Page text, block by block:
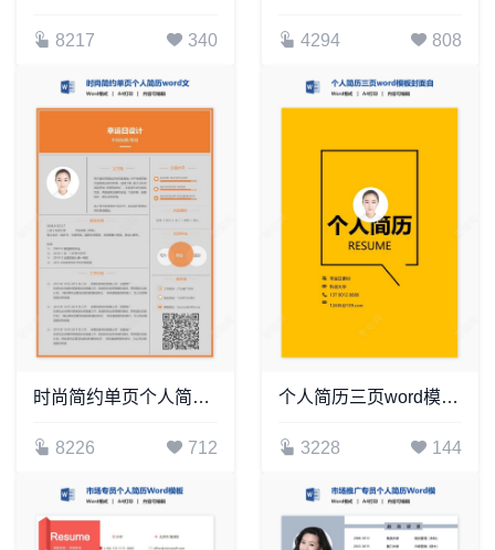
8217 340 4294 808
时尚简约单页个人简历word文档(13)
8226 712
个人简历三页word模板封面自荐信(20)
3228 144